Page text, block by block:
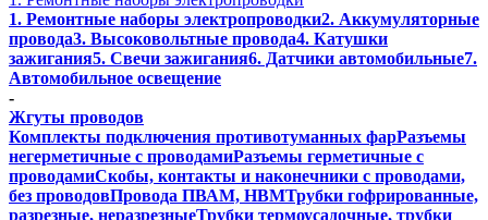
1. Ремонтные наборы электропроводки2. Аккумуляторные
провода3. Высоковольтные провода4. Катушки
зажигания5. Свечи зажигания6. Датчики автомобильные7.
Автомобильное освещение
-
Жгуты проводов
Комплекты подключения противотуманных фарРазъемы
негерметичные с проводамиРазъемы герметичные с
проводамиСкобы, контакты и наконечники с проводами,
без проводовПровода ПВАМ, НВМТрубки гофрированные,
разрезные, неразрезныеТрубки термоусадочные, трубки